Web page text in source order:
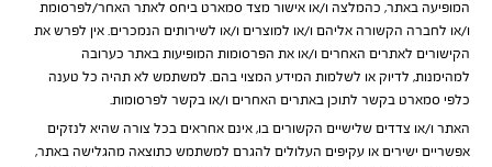
המופיעה באתר, כהמלצה ו/או אישור מצד סמארט ביחס לאתר האחר/לפרסומת
ו/או לחברה הקשורה אליהם ו/או למוצרים ו/או לשירותים הנמכרים. אין לפרש את
הקישורים לאתרים האחרים ו/או את הפרסומות המופיעות באתר כערובה
למהימנות, לדיוק או לשלמות המידע המצוי בהם. למשתמש לא תהיה כל טענה
כלפי סמארט בקשר לתוכן באתרים האחרים ו/או בקשר לפרסומות.
האתר ו/או צדדים שלישיים הקשורים בו, אינם אחראים בכל צורה שהיא לנזקים
אפשריים ישירים או עקיפים העלולים להגרם למשתמש כתוצאה מהגלישה באתר,